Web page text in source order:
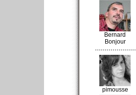
Bernard
Bonjour
pimousse